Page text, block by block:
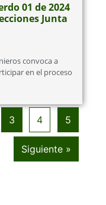
01 de 2024
Junta
convoca a
en el proceso
3 4 5
Siguiente »